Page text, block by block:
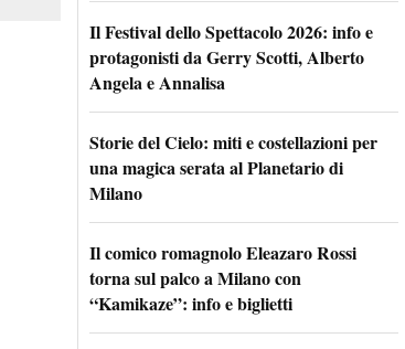
Il Festival dello Spettacolo 2026: info e
protagonisti da Gerry Scotti, Alberto
Angela e Annalisa
Storie del Cielo: miti e costellazioni per
una magica serata al Planetario di
Milano
Il comico romagnolo Eleazaro Rossi
torna sul palco a Milano con
“Kamikaze”: info e biglietti